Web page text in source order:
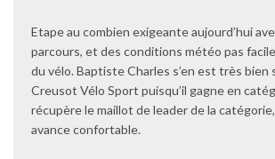
Etape au combien exigeante aujourd’hui
parcours, et des conditions météo pas
du vélo. Baptiste Charles s’en est très bien
Creusot Vélo Sport puisqu’il gagne en
récupère le maillot de leader de la
avance confortable.